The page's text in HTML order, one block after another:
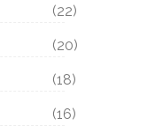
(22)
(20)
(18)
(16)